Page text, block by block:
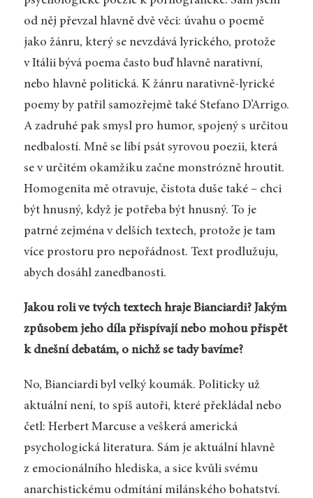
od něj převzal hlavně dvě věci: úvahu o poemě
jako žánru, který se nevzdává lyrického, protože
v Itálii bývá poema často buď hlavně narativní,
nebo hlavně politická. K žánru narativně-lyrické
poemy by patřil samozřejmě také Stefano D’Arrigo.
A zadruhé pak smysl pro humor, spojený s určitou
nedbalostí. Mně se líbí psát syrovou poezii, která
se v určitém okamžiku začne monstrózně hroutit.
Homogenita mě otravuje, čistota duše také – chci
být hnusný, když je potřeba být hnusný. To je
patrné zejména v delších textech, protože je tam
více prostoru pro nepořádnost. Text prodlužuju,
abych dosáhl zanedbanosti.
Jakou roli ve tvých textech hraje Bianciardi? Jakým
způsobem jeho díla přispívají nebo mohou přispět
k dnešní debatám, o nichž se tady bavíme?
No, Bianciardi byl velký koumák. Politicky už
aktuální není, to spíš autoři, které překládal nebo
četl: Herbert Marcuse a veškerá americká
psychologická literatura. Sám je aktuální hlavně
z emocionálního hlediska, a sice kvůli svému
anarchistickému odmítání milánského bohatství.